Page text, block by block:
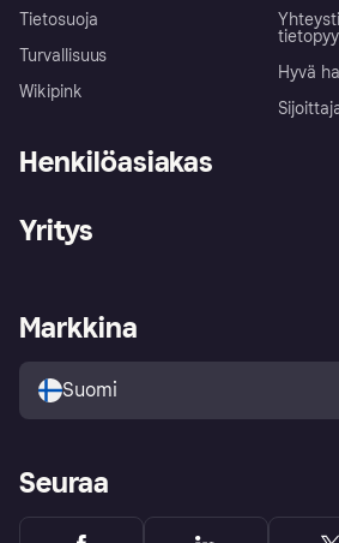
Tietosuoja
Turvallisuus
Wikipink
Hyvä
Henkilöasiakas
Ohje
Kirjaudu sisään
Tutustu kauppoihin
Ostajan turva
Yritys
Kirjaudu sisään yrityksenä
Markkina
Suomi
Seuraa